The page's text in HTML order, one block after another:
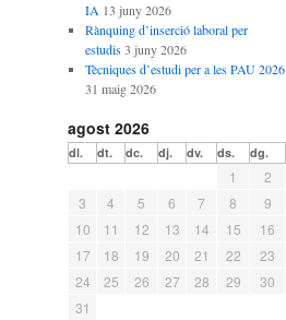
IA 13 juny 2026
Rànquing d’inserció laboral per
estudis 3 juny 2026
Tècniques d’estudi per a les PAU 2026
31 maig 2026
agost 2026
dl. dt. dc. dj. dv. ds. dg.
1
2
3
4 5 6 7 8
9
10
11 12 13 14 15
16
17
18 19 20 21 22
23
24
25 26 27 28 29
30
31